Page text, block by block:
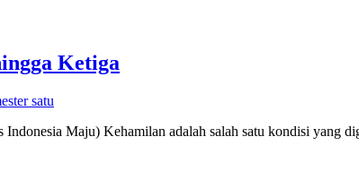
Ketiga
satu
Maju) Kehamilan adalah salah satu kondisi yang